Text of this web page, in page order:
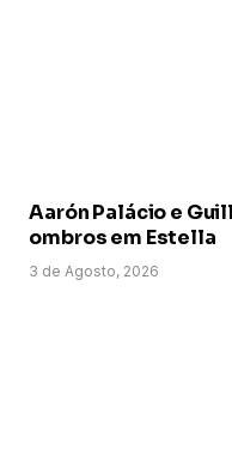
Aarón Palácio e
ombros em Estella
3 de Agosto, 2026